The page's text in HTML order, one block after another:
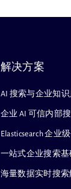
解决方案
AI 搜索与企业知
企业 AI 可信内部
Elasticsearch 企业
一站式企业搜索
海量数据实时搜索